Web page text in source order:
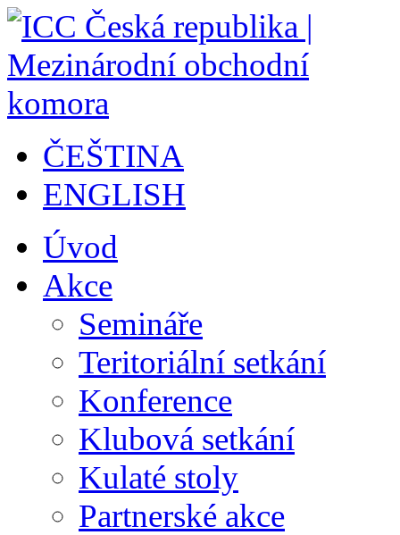
ČEŠTINA
ENGLISH
Úvod
Akce
Semináře
Teritoriální setkání
Konference
Klubová setkání
Kulaté stoly
Partnerské akce